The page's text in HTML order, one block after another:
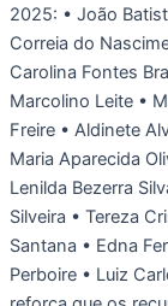
2025: • João
Correia do
Carolina Fontes
Marcolino Leite •
Freire • Aldinete
Maria Aparecida
Lenilda Bezerra
Silveira • Tereza
Santana • Edna
Perboire • Luiz